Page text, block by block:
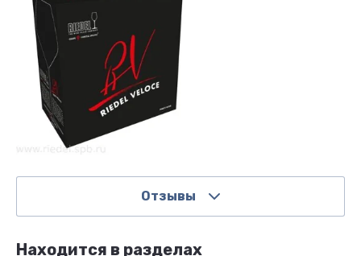
Отзывы
Находится в разделах